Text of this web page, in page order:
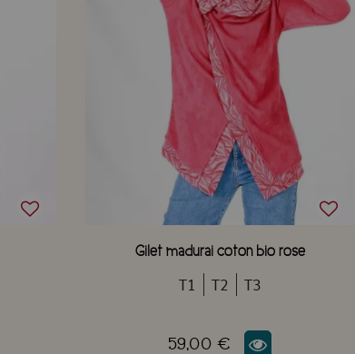
Gilet madurai coton bio rose
T1 T2 T3
59,00 €